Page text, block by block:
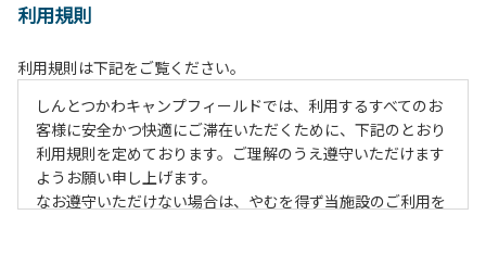
利用規則
利用規則は下記をご覧ください。
しんとつかわキャンプフィールドでは、利用するすべてのお
客様に安全かつ快適にご滞在いただくために、下記のとおり
利用規則を定めております。ご理解のうえ遵守いただけます
ようお願い申し上げます。
なお遵守いただけない場合は、やむを得ず当施設のご利用を